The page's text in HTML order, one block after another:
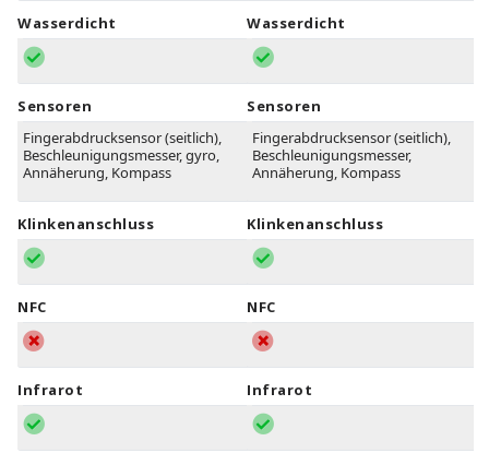
Wasserdicht
Sensoren
Fingerabdrucksensor (seitlich),
Beschleunigungsmesser, gyro,
Annäherung, Kompass
Klinkenanschluss
NFC
Infrarot
Wasserdicht
Sensoren
Fingerabdrucksensor (seitlich),
Beschleunigungsmesser,
Annäherung, Kompass
Klinkenanschluss
NFC
Infrarot